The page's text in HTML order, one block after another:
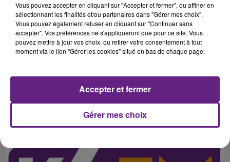
avec une soirée d'inauguration au
Consortium. Suivront 7 jours de
mise en avant d'histoire courtes
sur les écrans géants, mais aussi de
Publié : 12 novembre 2016 à 5h17 par 45
Vous pouvez accepter en cliquant sur "Accepter et fermer", ou affiner en
sélectionnant les finalités et/ou partenaires dans "Gérer mes choix".
Vous pouvez également refuser en cliquant sur "Continuer sans
accepter". Vos préférences ne s'appliqueront que pour ce site. Vous
pouvez mettre à jour vos choix, ou retirer votre consentement à tout
moment via le lien "Gérer les cookies" situé en bas de chaque page.
Gérer mes choix
Accepter et fermer